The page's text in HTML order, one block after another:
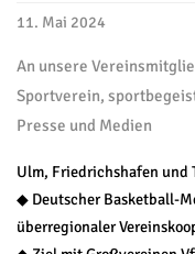
11. Mai 2024
An unsere
Sportverein,
Presse und Medien
Ulm, Friedrichshafen und
◆ Deutscher Basketball-
überregionaler